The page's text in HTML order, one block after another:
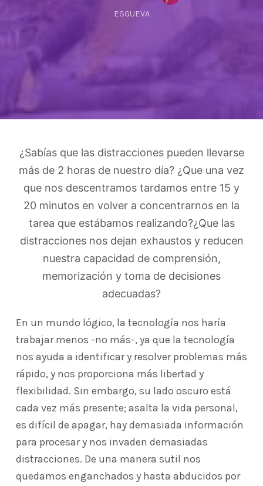
ESGUEVA
¿Sabías que las distracciones pueden llevarse
más de 2 horas de nuestro día? ¿Que una vez
que nos descentramos tardamos entre 15 y
20 minutos en volver a concentrarnos en la
tarea que estábamos realizando?¿Que las
distracciones nos dejan exhaustos y reducen
nuestra capacidad de comprensión,
memorización y toma de decisiones
adecuadas?
En un mundo lógico, la tecnología nos haría
trabajar menos -no más-, ya que la tecnología
nos ayuda a identificar y resolver problemas más
rápido, y nos proporciona más libertad y
flexibilidad. Sin embargo, su lado oscuro está
cada vez más presente; asalta la vida personal,
es difícil de apagar, hay demasiada información
para procesar y nos invaden demasiadas
distracciones. De una manera sutil nos
quedamos enganchados y hasta abducidos por